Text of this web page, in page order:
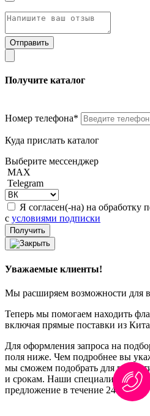
Получите каталог
Номер телефона*
Куда прислать каталог
Выберите мессенджер
MAX
Telegram
Я согласен(-на) на обработку
с условиями подписки
Уважаемые клиенты!
Мы расширяем возможности для
Теперь мы помогаем находить
включая прямые поставки из
Для оформления запроса на
поля ниже. Чем подробнее вы
мы сможем подобрать для вас
и срокам. Наши специалисты
предложение в течение 24 часов.